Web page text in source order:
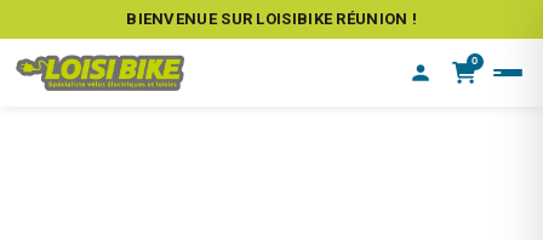
BIENVENUE SUR LOISIBIKE RÉUNION !
0